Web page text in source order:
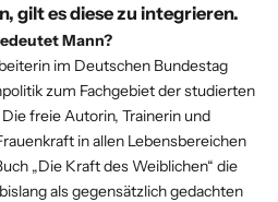
gilt es diese zu integrieren.
Mann?
im Deutschen Bundestag
zum Fachgebiet der studierten
freie Autorin, Trainerin und
in allen Lebensbereichen
„Die Kraft des Weiblichen“ die
als gegensätzlich gedachten